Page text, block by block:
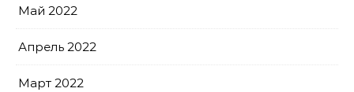
Май 2022
Апрель 2022
Март 2022